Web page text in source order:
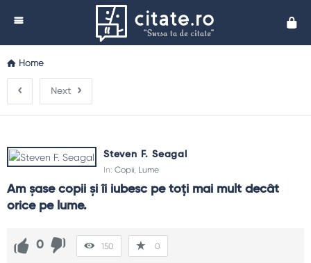
Home
Next
Steven F. Seagal
In: Copii, Lume
Am şase copii şi îi iubesc pe toţi mai mult decât
orice pe lume.
0 150 0